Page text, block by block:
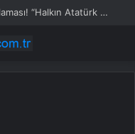
Sinan Akçıl’dan Haluk Levent açıklaması! “Halkın Atatürk zaafını kullandı”